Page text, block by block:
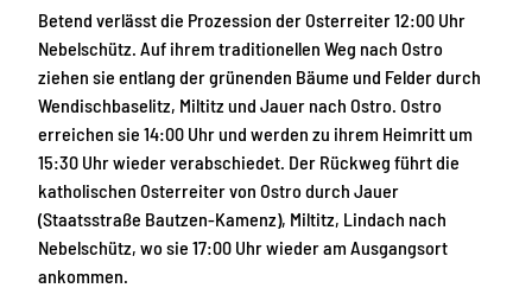
Betend verlässt die Prozession der Osterreiter 12:00 Uhr
Nebelschütz. Auf ihrem traditionellen Weg nach Ostro
ziehen sie entlang der grünenden Bäume und Felder durch
Wendischbaselitz, Miltitz und Jauer nach Ostro. Ostro
erreichen sie 14:00 Uhr und werden zu ihrem Heimritt um
15:30 Uhr wieder verabschiedet. Der Rückweg führt die
katholischen Osterreiter von Ostro durch Jauer
(Staatsstraße Bautzen-Kamenz), Miltitz, Lindach nach
Nebelschütz, wo sie 17:00 Uhr wieder am Ausgangsort
ankommen.